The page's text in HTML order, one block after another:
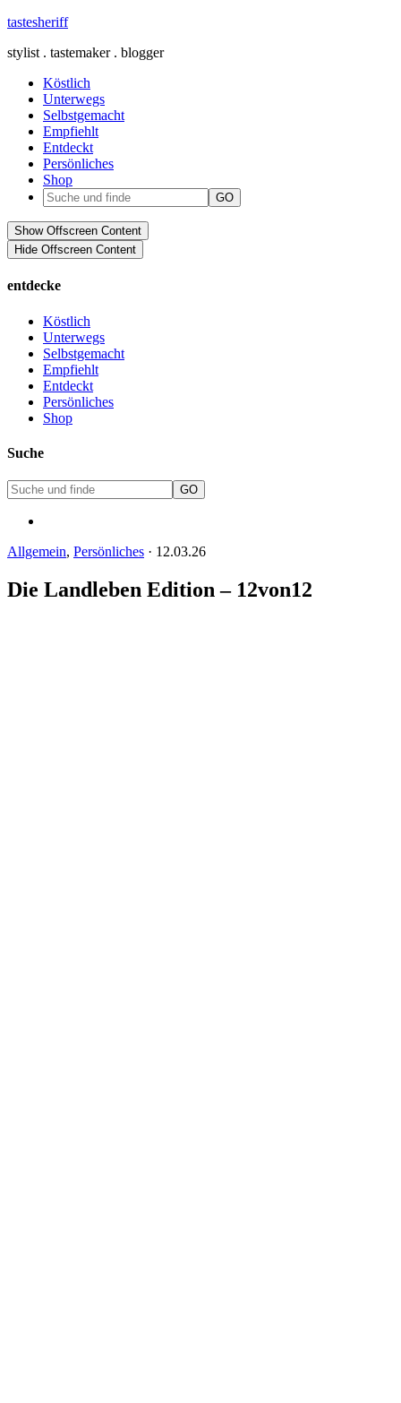
tastesheriff
stylist . tastemaker . blogger
Köstlich
Unterwegs
Selbstgemacht
Empfiehlt
Entdeckt
Persönliches
Shop
Show Offscreen Content
Hide Offscreen Content
entdecke
Köstlich
Unterwegs
Selbstgemacht
Empfiehlt
Entdeckt
Persönliches
Shop
Suche
Allgemein, Persönliches · 12.03.26
Die Landleben Edition – 12von12